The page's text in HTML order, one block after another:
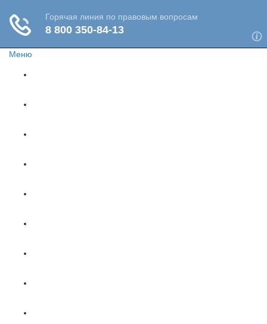
Меню